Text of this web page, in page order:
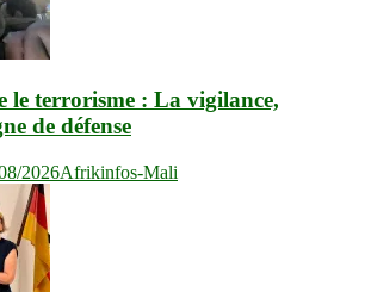
le terrorisme : La vigilance,
de défense
2026Afrikinfos-Mali